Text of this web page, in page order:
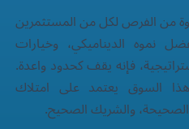
من الفرص لكل من المستثمرين
نموه الديناميكي، وخيارات
فإنه يقف كحدود واعدة.
السوق يعتمد على امتلاك
والشريك الصحيح.